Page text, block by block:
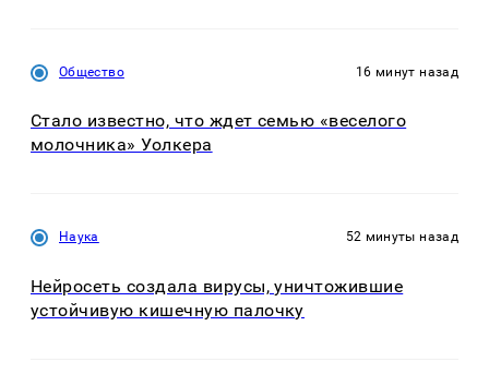
Общество 16 минут назад
Стало известно, что ждет семью «веселого
молочника» Уолкера
Наука 52 минуты назад
Нейросеть создала вирусы, уничтожившие
устойчивую кишечную палочку